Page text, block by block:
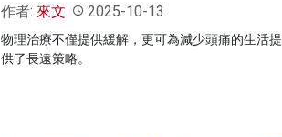
作者: 來文 2025-10-13
物理治療不僅提供緩解，更可為減少頭痛的生活提
供了長遠策略。